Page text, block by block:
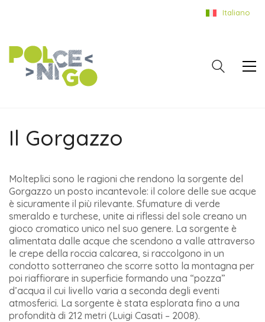
Italiano
Il Gorgazzo
Molteplici sono le ragioni che rendono la sorgente del
Gorgazzo un posto incantevole: il colore delle sue acque
è sicuramente il più rilevante. Sfumature di verde
smeraldo e turchese, unite ai riflessi del sole creano un
gioco cromatico unico nel suo genere. La sorgente è
alimentata dalle acque che scendono a valle attraverso
le crepe della roccia calcarea, si raccolgono in un
condotto sotterraneo che scorre sotto la montagna per
poi riaffiorare in superficie formando una “pozza”
d’acqua il cui livello varia a seconda degli eventi
atmosferici. La sorgente è stata esplorata fino a una
profondità di 212 metri (Luigi Casati – 2008).